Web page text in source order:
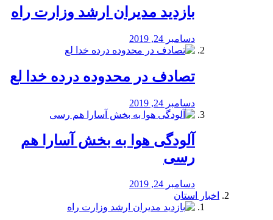
بازدید مدیران ارشد وزارت راه
دسامبر 24, 2019
تصادف در محدوده درده خدا لع
دسامبر 24, 2019
آلودگی هوا به بخش آسارا هم
رسی
دسامبر 24, 2019
اخبار استان